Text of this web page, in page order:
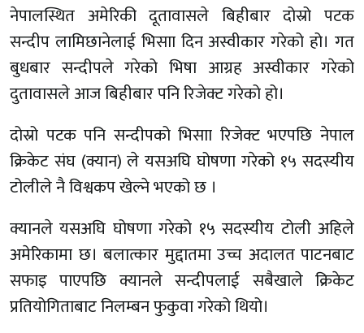
नेपालस्थित अमेरिकी दूतावासले बिहीबार दोस्रो पटक
सन्दीप लामिछानेलाई भिसाा दिन अस्वीकार गरेको हो। गत
बुधबार सन्दीपले गरेको भिषा आग्रह अस्वीकार गरेको
दुतावासले आज बिहीबार पनि रिजेक्ट गरेको हो।
दोस्रो पटक पनि सन्दीपको भिसाा रिजेक्ट भएपछि नेपाल
क्रिकेट संघ (क्यान) ले यसअघि घोषणा गरेको १५ सदस्यीय
टोलीले नै विश्वकप खेल्ने भएको छ ।
क्यानले यसअघि घोषणा गरेको १५ सदस्यीय टोली अहिले
अमेरिकामा छ। बलात्कार मुद्दातमा उच्च अदालत पाटनबाट
सफाइ पाएपछि क्यानले सन्दीपलाई सबैखाले क्रिकेट
प्रतियोगिताबाट निलम्बन फुकुवा गरेको थियो।